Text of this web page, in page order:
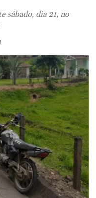
sábado, dia 21, no